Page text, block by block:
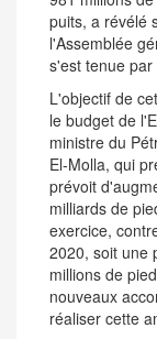
puits, a révélé
l'Assemblée
s'est tenue
L'objectif de
le budget de
ministre du
El-Molla, qui
prévoit
milliards de
exercice,
2020, soit une
millions de
nouveaux
réaliser cette